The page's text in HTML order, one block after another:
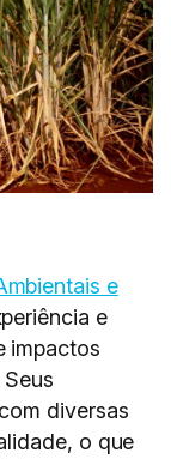
e
e
impactos
diversas
o que